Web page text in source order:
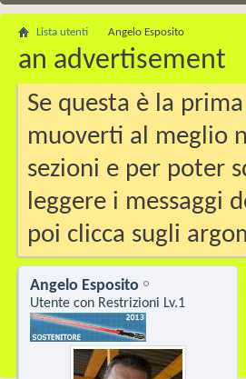
Lista utenti Angelo Esposito
an advertisement
Se questa è la
muoverti al meglio
sezioni e per poter
leggere i messaggi
poi clicca sugli
Angelo Esposito
Utente con Restrizioni Lv.1